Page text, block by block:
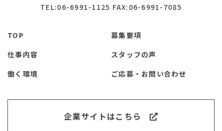
TEL:06-6991-1125 FAX:06-6991-7085
TOP
仕事内容
働く環境
募集要項
スタッフの声
ご応募・お問い合わせ
企業サイトはこちら